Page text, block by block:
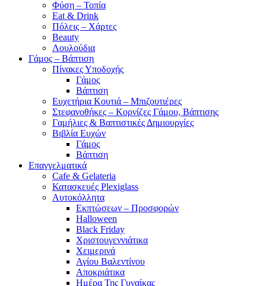
Φύση – Τοπία
Eat & Drink
Πόλεις – Χάρτες
Beauty
Λουλούδια
Γάμος – Βάπτιση
Πίνακες Υποδοχής
Γάμος
Βάπτιση
Ευχετήρια Κουτιά – Μπιζουτιέρες
Στεφανοθήκες – Κορνίζες Γάμου, Βάπτισης
Γαμήλιες & Βαπτιστικές Δημιουργίες
Βιβλία Ευχών
Γάμος
Βάπτιση
Επαγγελματικά
Cafe & Gelateria
Κατασκευές Plexiglass
Αυτοκόλλητα
Εκπτώσεων – Προσφορών
Halloween
Black Friday
Χριστουγεννιάτικα
Χειμερινά
Αγίου Βαλεντίνου
Αποκριάτικα
Ημέρα Της Γυναίκας